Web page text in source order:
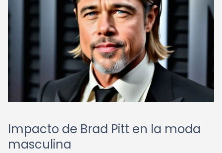
Impacto de Brad Pitt en la moda
masculina